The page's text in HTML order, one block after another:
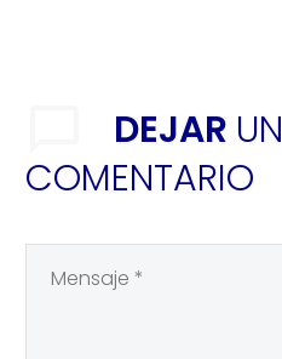
DEJAR UN
COMENTARIO